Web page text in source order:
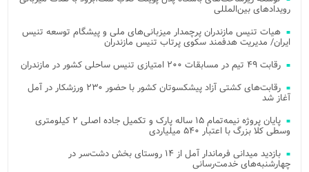
رویدادهای بین‌المللی
هیات تنیس مازندران پرچمدار میزبانی‌های ملی و پیشگام توسعه تنیس
ایران/ مدیریت هدفمند سکوی پرتاب تنیس مازندران
رقابت ۴۹ تیم در مسابقات ۲۰۰ امتیازی تنیس ساحلی کشور در مازندران
رقابت‌های کشتی آزاد پیشکسوتان کشور با حضور ۲۳۰ ورزشکار در آمل
آغاز شد
پایان پروژه نیمه‌تمام ۱۵ ساله پارک و تکمیل جاده اصلی ۲ کیلومتری
وسطی کلا بزرگ با اعتبار ۵۴۰ میلیاردی
بازدید میدانی فرماندار آمل از ۱۴ روستای بخش دشت‌سر در
چهارشنبه‌های خدمت‌رسانی